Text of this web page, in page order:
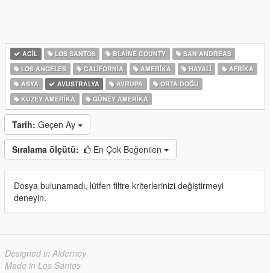
ACIL LOS SANTOS BLAINE COUNTY
SAN ANDREAS
LOS ANGELES
CALIFORNIA AMERIKA HAYALI
AFRIKA
ASYA
AVUSTRALYA AVRUPA
ORTA DOĞU
KUZEY AMERIKA
GÜNEY AMERIKA
Tarih: Geçen Ay
Sıralama ölçütü: En Çok Beğenilen
Dosya bulunamadı, lütfen filtre kriterlerinizi değiştirmeyi
deneyin.
Designed in Alderney
Made in Los Santos